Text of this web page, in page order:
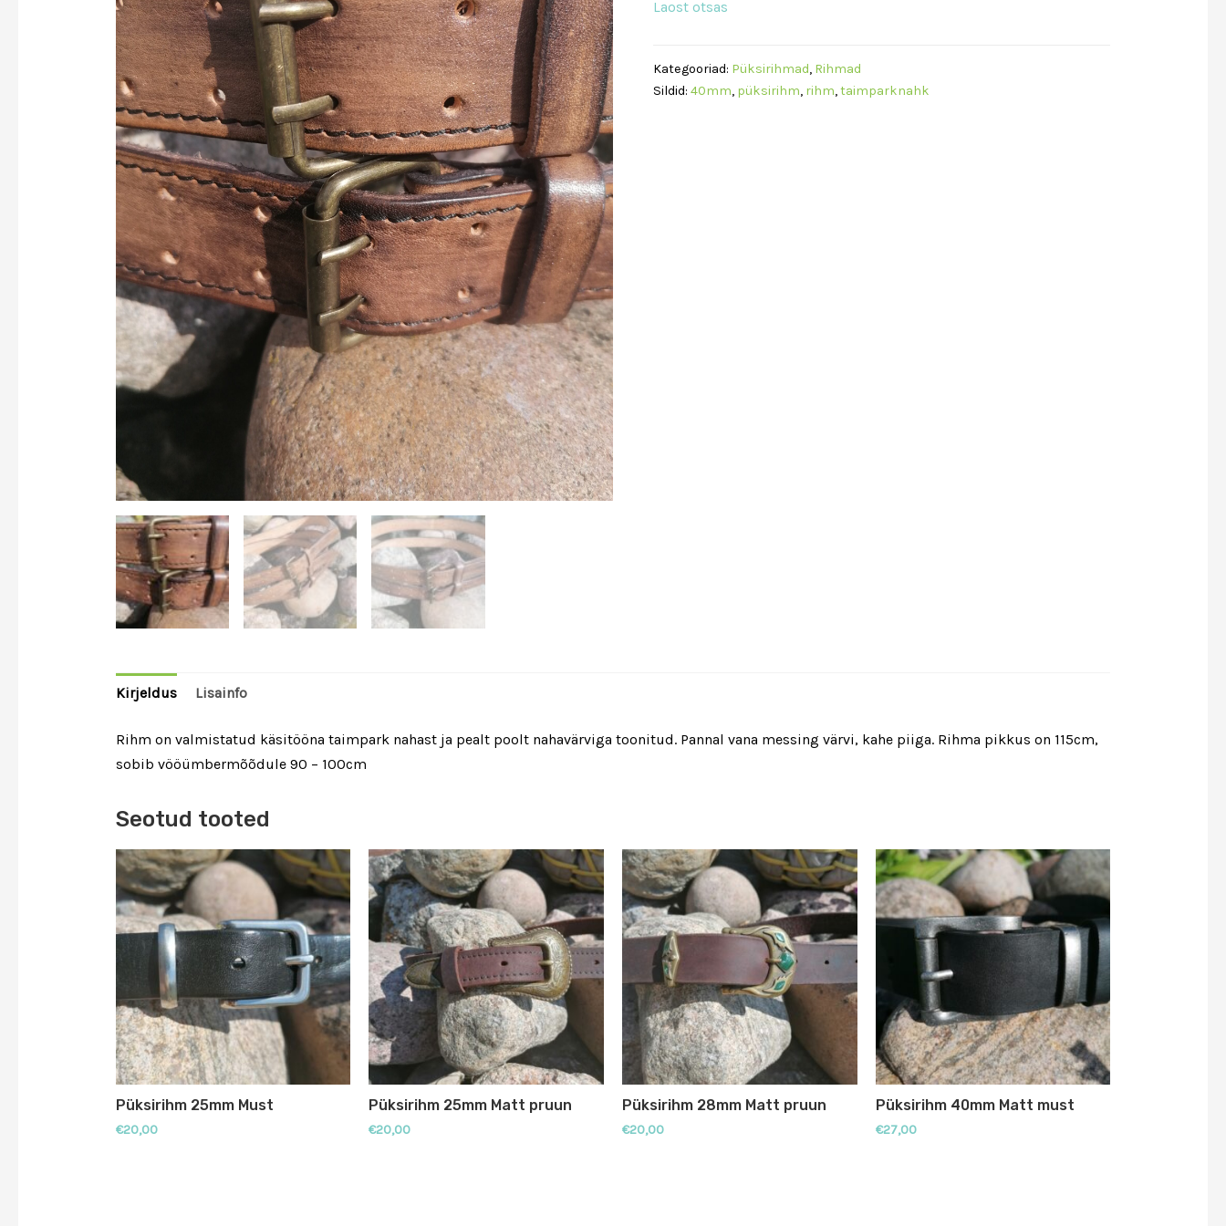
Laost otsas
Kategooriad: Püksirihmad, Rihmad
Sildid: 40mm, püksirihm, rihm,taimparknahk
Kirjeldus Lisainfo
Rihm on valmistatud käsitööna taimpark nahast ja pealt poolt nahavärviga toonitud. Pannal vana messing värvi, kahe piiga. Rihma pikkus on 115cm,
sobib vööümbermõõdule 90 – 100cm
Seotud tooted
Püksirihm 25mm Must
€20,00
Püksirihm 25mm Matt pruun
€20,00
Püksirihm 28mm Matt pruun
€20,00
Püksirihm 40mm Matt must
€27,00